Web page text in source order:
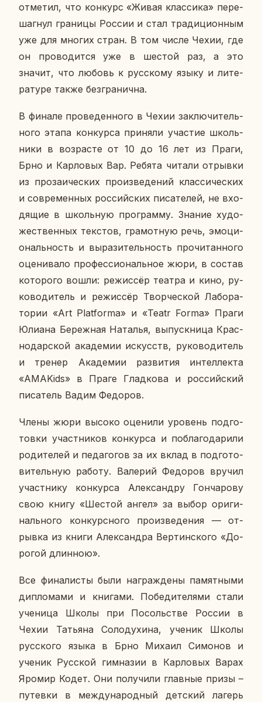
от­ме­тил, что кон­курс «Живая клас­си­ка» пе­ре­
шаг­нул гра­ни­цы России и стал тра­ди­ци­он­ным
уже для многих стран. В том числе Чехии, где
он про­во­дит­ся уже в шестой раз, а это
значит, что любовь к рус­ско­му языку и ли­те­
ра­ту­ре также без­гра­нич­на.
В финале про­ве­ден­но­го в Чехии за­клю­чи­тель­
но­го этапа кон­кур­са при­ня­ли уча­стие школь­
ни­ки в воз­расте от 10 до 16 лет из Праги,
Брно и Кар­ло­вых Вар. Ребята читали от­рыв­ки
из про­за­и­че­ских про­из­ве­де­ний клас­си­че­ских
и со­вре­мен­ных рос­сий­ских пи­са­те­лей, не вхо­
дя­щие в школь­ную про­грам­му. Знание ху­до­
же­ствен­ных тек­стов, гра­мот­ную речь, эмо­ци­
о­наль­ность и вы­ра­зи­тель­ность про­чи­тан­но­го
оце­ни­ва­ло про­фес­си­о­наль­ное жюри, в состав
ко­то­ро­го вошли: ре­жис­сёр театра и кино, ру­
ко­во­ди­тель и ре­жис­сёр Твор­че­ской Ла­бо­ра­
то­рии «Аrt Platforma» и «Teatr Forma» Праги
Юлиана Бе­реж­ная На­та­лья, вы­пуск­ни­ца Крас­
но­дар­ской ака­де­мии ис­кусств, ру­ко­во­ди­тель
и тренер Ака­де­мии раз­ви­тия ин­тел­лек­та
«AMAKids» в Праге Глад­ко­ва и рос­сий­ский
пи­са­тель Вадим Фе­до­ров.
Члены жюри высоко оце­ни­ли уро­вень под­го­
тов­ки участ­ни­ков кон­кур­са и по­бла­го­да­ри­ли
ро­ди­те­лей и пе­да­го­гов за их вклад в под­го­то­
ви­тель­ную работу. Ва­ле­рий Фе­до­ров вручил
участ­ни­ку кон­кур­са Алек­сан­дру Гон­ча­ро­ву
свою книгу «Шестой ангел» за выбор ори­ги­
наль­но­го кон­курс­но­го про­из­ве­де­ния — от­
рыв­ка из книги Алек­сандра Вер­тин­ско­го «До­
ро­гой длин­ною».
Все фи­на­ли­сты были на­граж­де­ны па­мят­ны­ми
ди­пло­ма­ми и кни­га­ми. По­бе­ди­те­ля­ми стали
уче­ни­ца Школы при По­соль­стве России в
Чехии Та­тья­на Со­ло­ду­хи­на, ученик Школы
рус­ско­го языка в Брно Михаил Си­мо­нов и
ученик Рус­ской гим­на­зии в Кар­ло­вых Варах
Яромир Кодет. Они по­лу­чи­ли глав­ные призы –
пу­тев­ки в меж­ду­на­род­ный дет­ский лагерь